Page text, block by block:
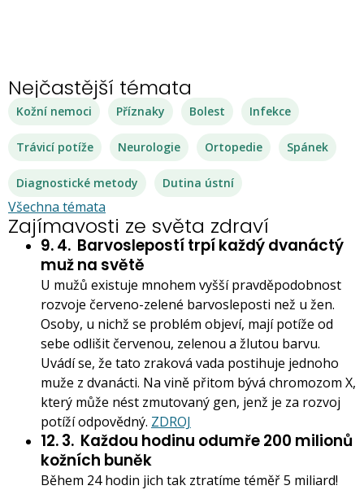
Nejčastější témata
Kožní nemoci Příznaky Bolest Infekce
Trávicí potíže Neurologie Ortopedie Spánek
Diagnostické metody Dutina ústní
Všechna témata
Zajímavosti ze světa zdraví
9. 4. Barvoslepostí trpí každý dvanáctý
muž na světě
U mužů existuje mnohem vyšší pravděpodobnost
rozvoje červeno-zelené barvosleposti než u žen.
Osoby, u nichž se problém objeví, mají potíže od
sebe odlišit červenou, zelenou a žlutou barvu.
Uvádí se, že tato zraková vada postihuje jednoho
muže z dvanácti. Na vině přitom bývá chromozom X,
který může nést zmutovaný gen, jenž je za rozvoj
potíží odpovědný. ZDROJ
12. 3. Každou hodinu odumře 200 milionů
kožních buněk
Během 24 hodin jich tak ztratíme téměř 5 miliard!